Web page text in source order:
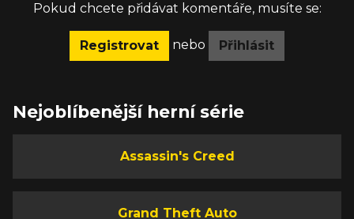
Pokud chcete přidávat komentáře, musíte se:
Registrovat nebo Přihlásit
Nejoblíbenější herní série
Assassin's Creed
Grand Theft Auto